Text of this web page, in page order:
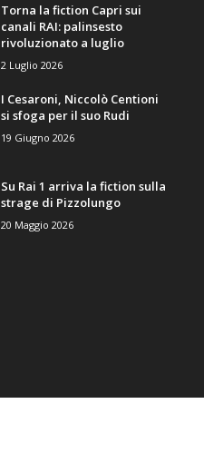
Torna la fiction Capri sui
canali RAI: palinsesto
rivoluzionato a luglio
2 Luglio 2026
I Cesaroni, Niccolò Centioni
si sfoga per il suo Rudi
19 Giugno 2026
Su Rai 1 arriva la fiction sulla
strage di Pizzolungo
20 Maggio 2026